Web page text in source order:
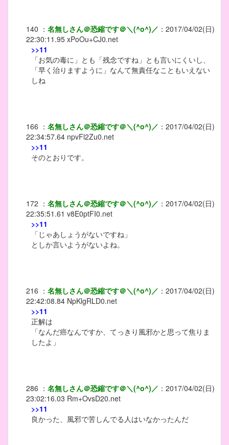
140 ： 名無しさん＠恐縮です＠＼(^o^)／ ： 2017/04/02(日)
22:30:11.95 xPoOu+CJ0.net
>>11
「お気の毒に」とも「残念ですね」とも言いにくいし、
「早く治りますように」なんて無責任なこともいえない
しね
166 ： 名無しさん＠恐縮です＠＼(^o^)／ ： 2017/04/02(日)
22:34:57.64 npvFl2Zu0.net
>>11
そのとおりです。
172 ： 名無しさん＠恐縮です＠＼(^o^)／ ： 2017/04/02(日)
22:35:51.61 v8E0ptFI0.net
>>11
「じゃあしょうがないですね」
としか言いようがないよね。
216 ： 名無しさん＠恐縮です＠＼(^o^)／ ： 2017/04/02(日)
22:42:08.84 NpKlgRLD0.net
>>11
正解は
「なんだ癌なんですか、てっきり風邪かと思って焦りま
したよ」
286 ： 名無しさん＠恐縮です＠＼(^o^)／ ： 2017/04/02(日)
23:02:16.03 Rm+OvsD20.net
>>11
良かった、風邪で苦しんでる人はいなかったんだ